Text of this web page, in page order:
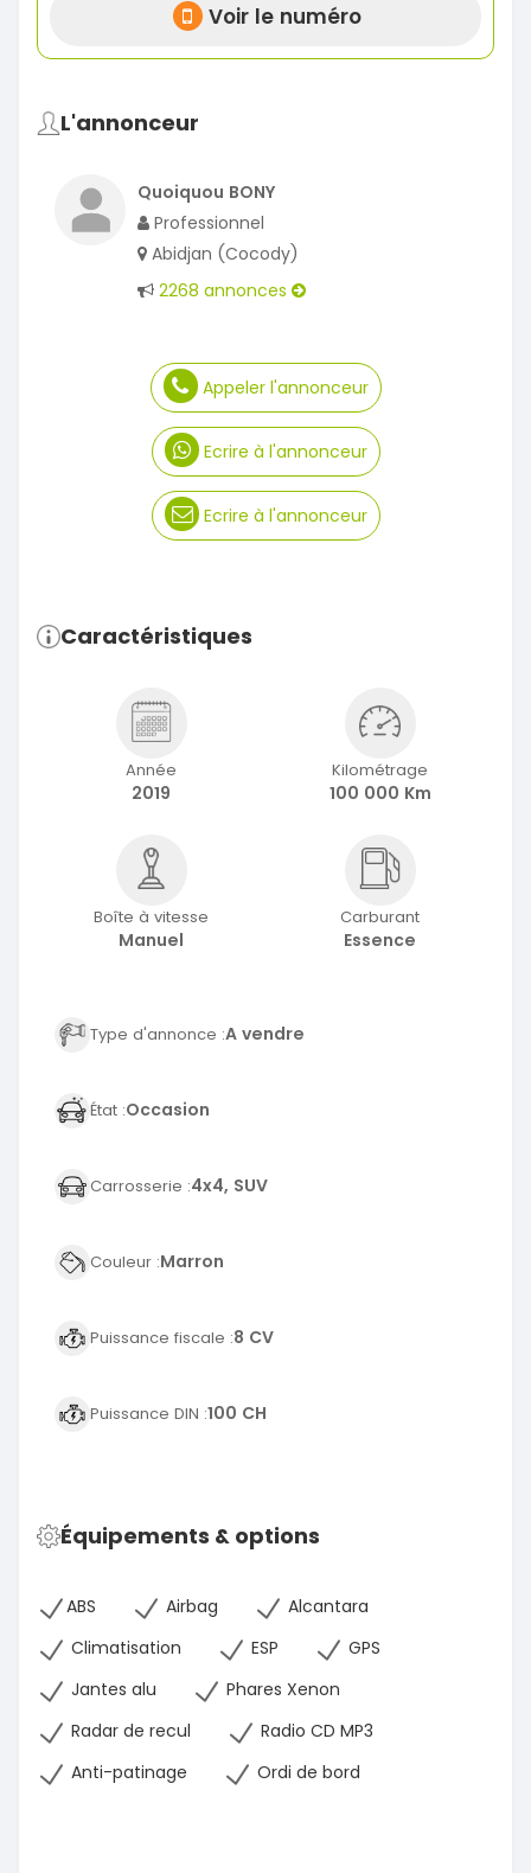
Voir le numéro
L'annonceur
Quoiquou BONY
Professionnel
Abidjan (Cocody)
2268 annonces
Appeler l'annonceur
Ecrire à l'annonceur
Ecrire à l'annonceur
Caractéristiques
Année
2019
Kilométrage
100 000 Km
Boîte à vitesse
Manuel
Carburant
Essence
Type d'annonce :A vendre
État :Occasion
Carrosserie :4x4, SUV
Couleur :Marron
Puissance fiscale :8 CV
Puissance DIN :100 CH
Équipements & options
ABS Airbag
Alcantara
Climatisation
ESP
GPS
Jantes alu
Phares Xenon
Radar de recul
Radio CD MP3
Anti-patinage
Ordi de bord